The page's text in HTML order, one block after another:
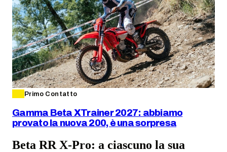
Primo Contatto
Gamma Beta XTrainer 2027: abbiamo
provato la nuova 200, è una sorpresa
Beta RR X-Pro: a ciascuno la sua